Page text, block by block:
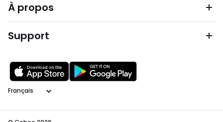
À propos
Support
Langage